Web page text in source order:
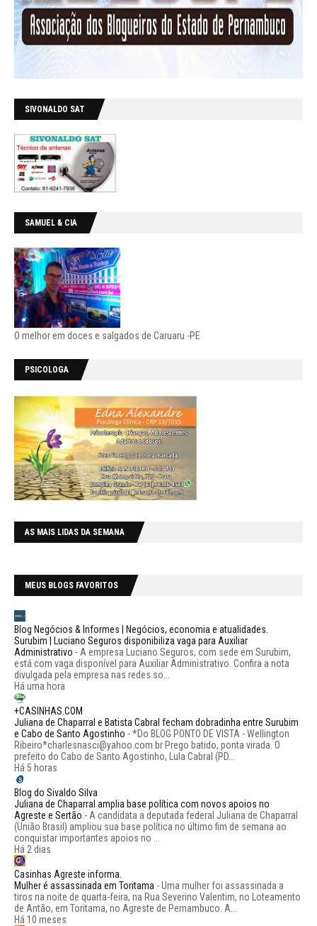
SIVONALDO SAT
SAMUEL & CIA
O melhor em doces e salgados de Caruaru -PE
PSICOLOGA
AS MAIS LIDAS DA SEMANA
MEUS BLOGS FAVORITOS
Blog Negócios & Informes | Negócios, economia e atualidades.
Surubim | Luciano Seguros disponibiliza vaga para Auxiliar
Administrativo - A empresa Luciano Seguros, com sede em Surubim,
está com vaga disponível para Auxiliar Administrativo. Confira a nota
divulgada pela empresa nas redes so...
Há uma hora
+CASINHAS.COM
Juliana de Chaparral e Batista Cabral fecham dobradinha entre Surubim
e Cabo de Santo Agostinho -*Do BLOG PONTO DE VISTA - Wellington
Ribeiro*charlesnasci@yahoo.com.br Prego batido, ponta virada. O
prefeito do Cabo de Santo Agostinho, Lula Cabral (PD...
Há 5 horas
Blog do Sivaldo Silva
Juliana de Chaparral amplia base política com novos apoios no
Agreste e Sertão - A candidata a deputada federal Juliana de Chaparral
(União Brasil) ampliou sua base política no último fim de semana ao
conquistar importantes apoios no ...
Há 2 dias
Casinhas Agreste informa.
Mulher é assassinada em Toritama -Uma mulher foi assassinada a
tiros na noite de quarta-feira, na Rua Severino Valentim, no Loteamento
de Antão, em Toritama, no Agreste de Pernambuco. A...
Há 10 meses